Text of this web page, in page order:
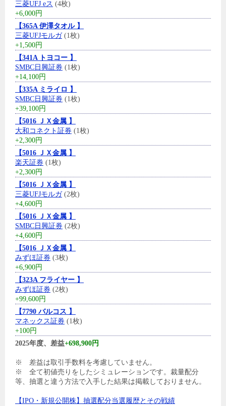
三菱UFJ eス (4枚)
+6,000円
【365A 伊澤タオル 】
三菱UFJモルガ(1枚)
+1,500円
【341A トヨコー 】
SMBC日興証券 (1枚)
+14,100円
【335A ミライロ 】
SMBC日興証券 (1枚)
+39,100円
【5016 ＪＸ金属 】
大和コネクト証券 (1枚)
+2,300円
【5016 ＪＸ金属 】
楽天証券 (1枚)
+2,300円
【5016 ＪＸ金属 】
三菱UFJモルガ(2枚)
+4,600円
【5016 ＪＸ金属 】
SMBC日興証券 (2枚)
+4,600円
【5016 ＪＸ金属 】
みずほ証券 (3枚)
+6,900円
【323A フライヤー 】
みずほ証券 (2枚)
+99,600円
【7790 バルコス 】
マネックス証券 (1枚)
+100円
2025年度、差益+698,900円
※ 差益は取引手数料を考慮していません。
※ 全て初値売りをしたシミュレーションです。裁量配分
等、抽選と違う方法で入手した結果は掲載しておりません。
【IPO・新規公開株】抽選配分当選履歴とその戦績